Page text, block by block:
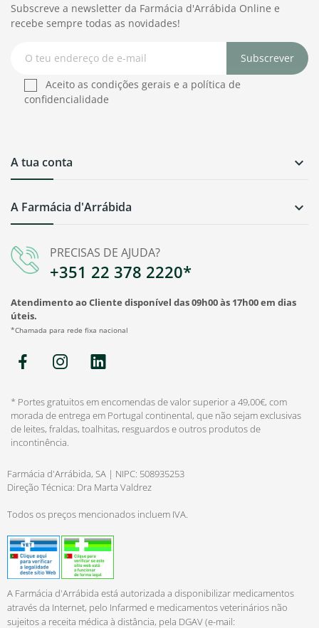
PRECISAS DE AJUDA?
+351 22 378 2220*
Atendimento ao Cliente disponível das 09h00 às 17h00 em dias
úteis.
*Chamada para rede fixa nacional
A Farmácia d'Arrábida 
A tua conta 
Subscreve a newsletter da Farmácia d'Arrábida Online e
recebe sempre todas as novidades!
Subscrever
Aceito as condições gerais e a política de
confidencialidade
* Portes gratuitos em encomendas de valor superior a 49,00€, com
morada de entrega em Portugal continental, que não sejam exclusivas
de leites, fraldas, toalhitas, resguardos e outros produtos de
incontinência.
Farmácia d'Arrábida, SA | NIPC: 508935253
Direção Técnica: Dra Marta Valdrez
Todos os preços mencionados incluem IVA.
A Farmácia d'Arrábida está autorizada a disponibilizar medicamentos
através da Internet, pelo Infarmed e medicamentos veterinários não
sujeitos a receita médica à distância, pela DGAV (e-mail: